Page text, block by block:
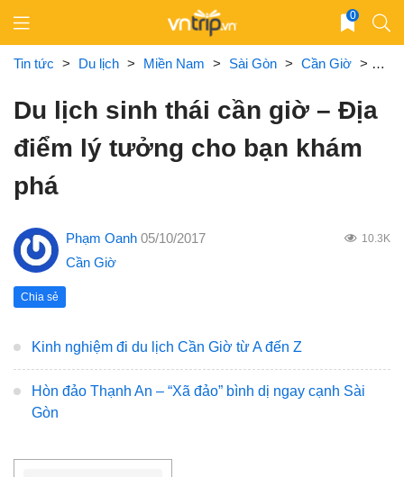
content
0
Tin tức > Du lịch > Miền Nam > Sài Gòn > Cần Giờ > Du
Du lịch sinh thái cần giờ – Địa
điểm lý tưởng cho bạn khám
phá
Phạm Oanh 05/10/2017 10.3K
Cần Giờ
Chia sẻ
Kinh nghiệm đi du lịch Cần Giờ từ A đến Z
Hòn đảo Thạnh An – “Xã đảo” bình dị ngay cạnh Sài
Gòn